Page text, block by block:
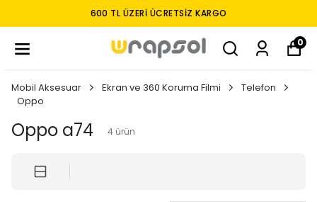
600 TL ÜZERI ÜCRETSIZ KARGO
0
Mobil Aksesuar Ekran ve 360 Koruma Filmi
Telefon
Oppo
Oppo a74 4 ürün